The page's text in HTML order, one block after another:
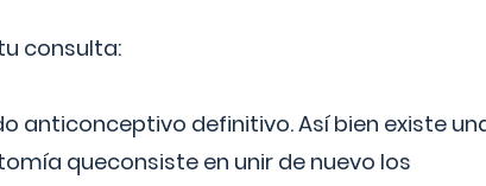
consulta:
anticonceptivo definitivo. Así bien existe
queconsiste en unir de nuevo los